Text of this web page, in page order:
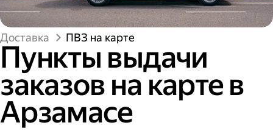
Доставка ПВЗ на карте
Пункты выдачи
заказов на карте в
Арзамасе